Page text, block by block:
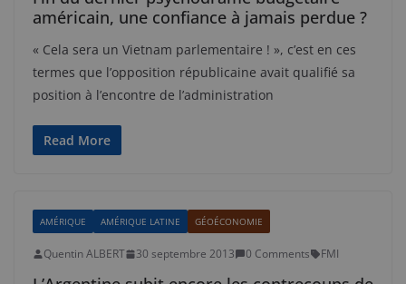
américain, une confiance à jamais perdue ?
« Cela sera un Vietnam parlementaire ! », c’est en ces
termes que l’opposition républicaine avait qualifié sa
position à l’encontre de l’administration
Read More
AMÉRIQUE AMÉRIQUE LATINE GÉOÉCONOMIE
Quentin ALBERT 30 septembre 2013 0 Comments FMI